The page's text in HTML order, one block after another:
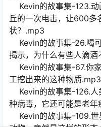
Kevin的故事集-123.动
丘的一次电击，让600多
状？.mp3
Kevin的故事集-26.喝
揭示，为什么有些人滴
Kevin的故事集-67.你
工挖出来的这种物质.mp3
Kevin的故事集-126.人
种病毒，它还可能是老
Kevin的故事集-109.世